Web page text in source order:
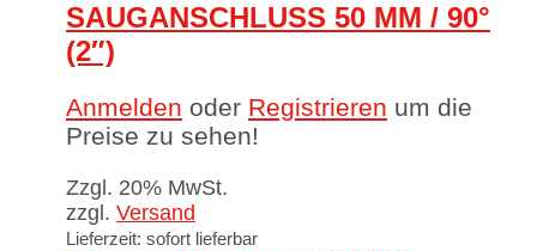
SAUGANSCHLUSS 50 MM / 90°
(2″)
Anmelden oder Registrieren um die
Preise zu sehen!
Zzgl. 20% MwSt.
zzgl. Versand
Lieferzeit: sofort lieferbar